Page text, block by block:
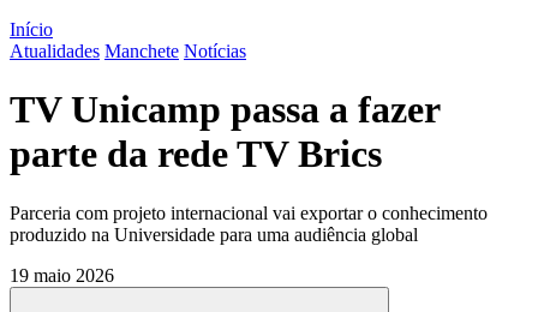
Início
Atualidades Manchete Notícias
TV Unicamp passa a fazer
parte da rede TV Brics
Parceria com projeto internacional vai exportar o conhecimento
produzido na Universidade para uma audiência global
19 maio 2026